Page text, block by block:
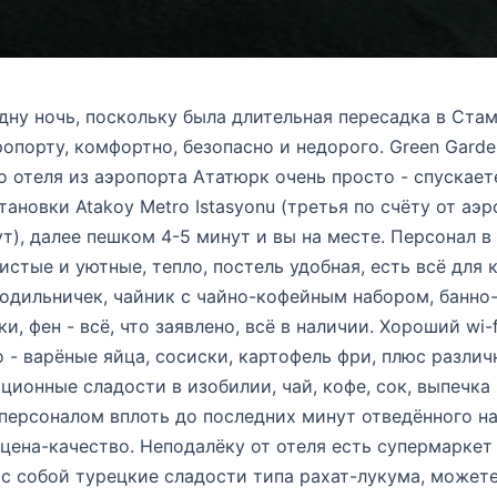
ночь, поскольку была длительная пересадка в
комфортно, безопасно и недорого. Green
из аэропорта Ататюрк очень просто -
Atakoy Metro Istasyonu (третья по счёту от
далее пешком 4-5 минут и вы на месте. Персонал
и уютные, тепло, постель удобная, есть всё для
чайник с чайно-кофейным набором,
фен - всё, что заявлено, всё в наличии. Хороший
варёные яйца, сосиски, картофель фри, плюс
сладости в изобилии, чай, кофе, сок, выпечка
вплоть до последних минут отведённого
качество. Неподалёку от отеля есть
собой турецкие сладости типа рахат-лукума,